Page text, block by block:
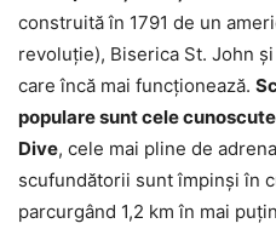
construită în 1791 de un
revoluție), Biserica St. John
care încă mai funcționează.
populare sunt cele
Dive, cele mai pline de
scufundătorii sunt împinși în
parcurgând 1,2 km în mai